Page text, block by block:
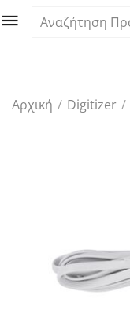
Αρχική / Digitizer /